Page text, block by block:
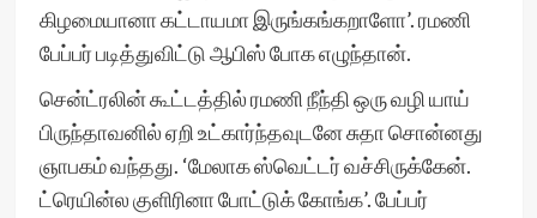
கிழமையானா கட்டாயமா இருங்கங்கறாளோ’. ரமணி
பேப்பர் படித்துவிட்டு ஆபிஸ் போக எழுந்தான்.
சென்ட்ரலின் கூட்டத்தில் ரமணி நீந்தி ஒரு வழி யாய்
பிருந்தாவனில் ஏறி உட்கார்ந்தவுடனே சுதா சொன்னது
ஞாபகம் வந்தது. ‘மேலாக ஸ்வெட்டர் வச்சிருக்கேன்.
ட்ரெயின்ல குளிரினா போட்டுக் கோங்க’. பேப்பர்